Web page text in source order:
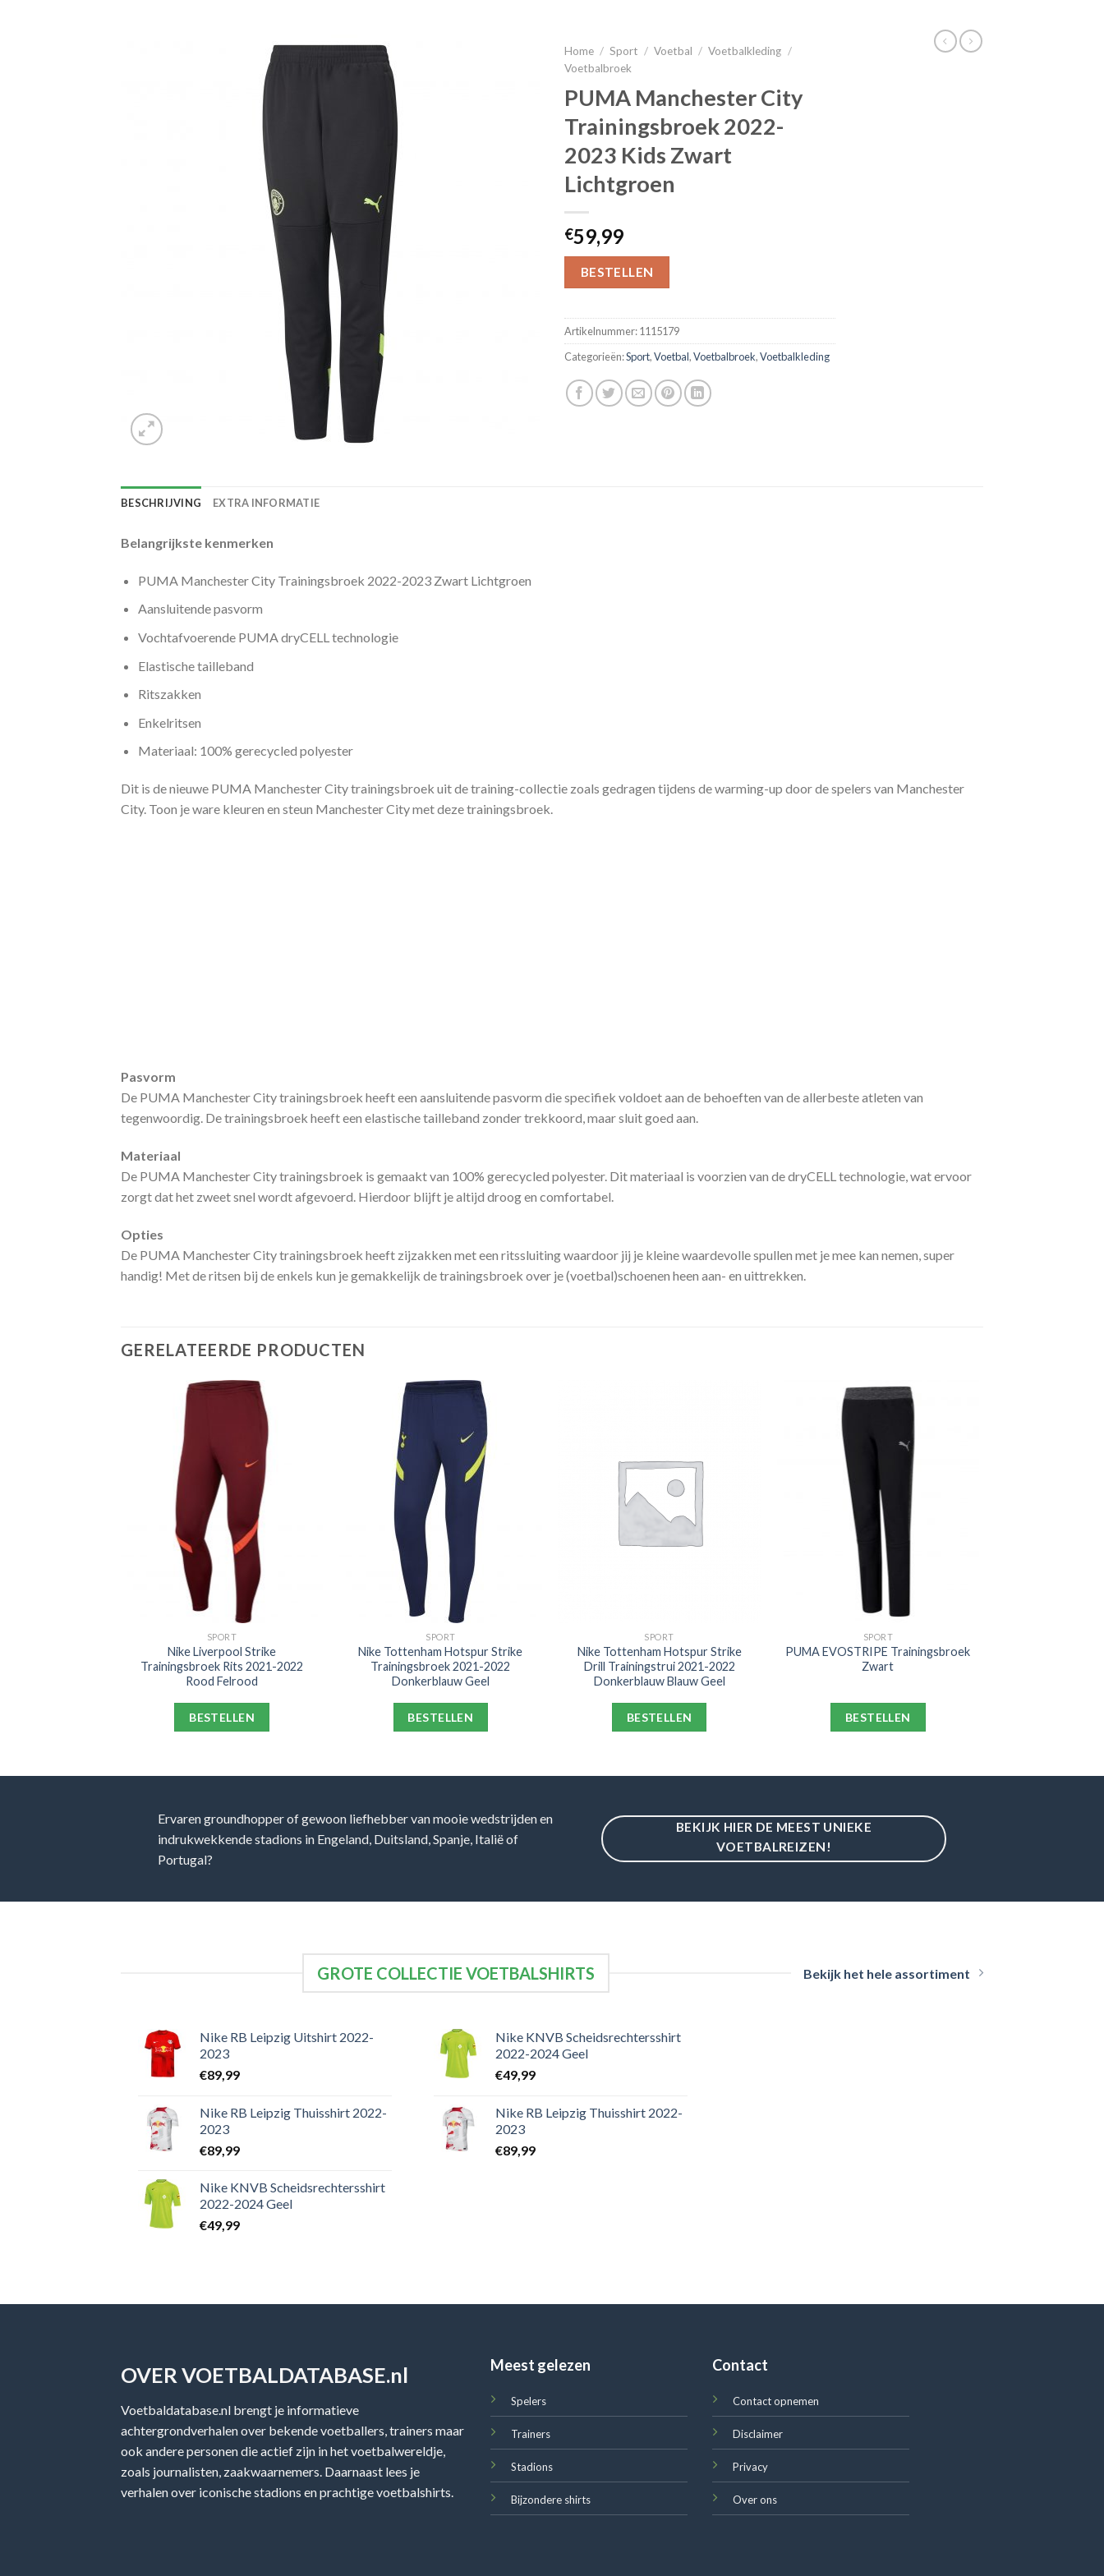
Home / Sport / Voetbal / Voetbalkleding /
Voetbalbroek
PUMA Manchester City
Trainingsbroek 2022-
2023 Kids Zwart
Lichtgroen
€59,99
BESTELLEN
Artikelnummer:1115179
Categorieën:Sport,Voetbal,Voetbalbroek,Voetbalkleding
BESCHRIJVING EXTRA INFORMATIE
Belangrijkste kenmerken
PUMA Manchester City Trainingsbroek 2022-2023 Zwart Lichtgroen
Aansluitende pasvorm
Vochtafvoerende PUMA dryCELL technologie
Elastische tailleband
Ritszakken
Enkelritsen
Materiaal: 100% gerecycled polyester
Dit is de nieuwe PUMA Manchester City trainingsbroek uit de training-collectie zoals gedragen tijdens de warming-up door de spelers van Manchester
City. Toon je ware kleuren en steun Manchester City met deze trainingsbroek.
Pasvorm
De PUMA Manchester City trainingsbroek heeft een aansluitende pasvorm die specifiek voldoet aan de behoeften van de allerbeste atleten van
tegenwoordig. De trainingsbroek heeft een elastische tailleband zonder trekkoord, maar sluit goed aan.
Materiaal
De PUMA Manchester City trainingsbroek is gemaakt van 100% gerecycled polyester. Dit materiaal is voorzien van de dryCELL technologie, wat ervoor
zorgt dat het zweet snel wordt afgevoerd. Hierdoor blijft je altijd droog en comfortabel.
Opties
De PUMA Manchester City trainingsbroek heeft zijzakken met een ritssluiting waardoor jij je kleine waardevolle spullen met je mee kan nemen, super
handig! Met de ritsen bij de enkels kun je gemakkelijk de trainingsbroek over je (voetbal)schoenen heen aan- en uittrekken.
GERELATEERDE PRODUCTEN
SPORT
Nike Liverpool Strike
Trainingsbroek Rits 2021-2022
Rood Felrood
BESTELLEN
SPORT
Nike Tottenham Hotspur Strike
Trainingsbroek 2021-2022
Donkerblauw Geel
BESTELLEN
SPORT
Nike Tottenham Hotspur Strike
Drill Trainingstrui 2021-2022
Donkerblauw Blauw Geel
BESTELLEN
SPORT
PUMA EVOSTRIPE Trainingsbroek
Zwart
BESTELLEN
Ervaren groundhopper of gewoon liefhebber van mooie wedstrijden en
indrukwekkende stadions in Engeland, Duitsland, Spanje, Italië of
Portugal?
BEKIJK HIER DE MEEST UNIEKE
VOETBALREIZEN!
GROTE COLLECTIE VOETBALSHIRTS Bekijk het hele assortiment
Nike RB Leipzig Uitshirt 2022-
2023
€89,99
Nike RB Leipzig Thuisshirt 2022-
2023
€89,99
Nike KNVB Scheidsrechtersshirt
2022-2024 Geel
€49,99
Nike KNVB Scheidsrechtersshirt
2022-2024 Geel
€49,99
Nike RB Leipzig Thuisshirt 2022-
2023
€89,99
OVER VOETBALDATABASE.nl
Voetbaldatabase.nl brengt je informatieve
achtergrondverhalen over bekende voetballers, trainers maar
ook andere personen die actief zijn in het voetbalwereldje,
zoals journalisten, zaakwaarnemers. Daarnaast lees je
verhalen over iconische stadions en prachtige voetbalshirts.
Meest gelezen
Spelers
Trainers
Stadions
Bijzondere shirts
Contact
Contact opnemen
Disclaimer
Privacy
Over ons